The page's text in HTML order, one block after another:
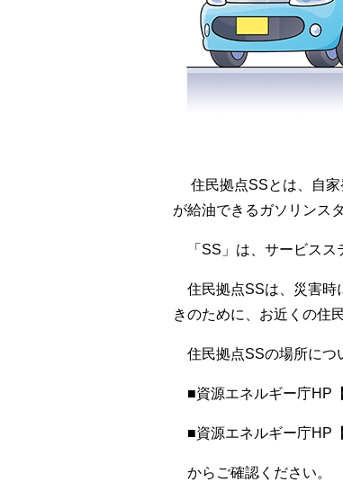
住民拠点SSとは、自家
が給油できるガソリンス
「SS」は、サービスス
住民拠点SSは、災害時
きのために、お近くの住
住民拠点SSの場所につ
■資源エネルギー庁HP【
■資源エネルギー庁HP【
からご確認ください。